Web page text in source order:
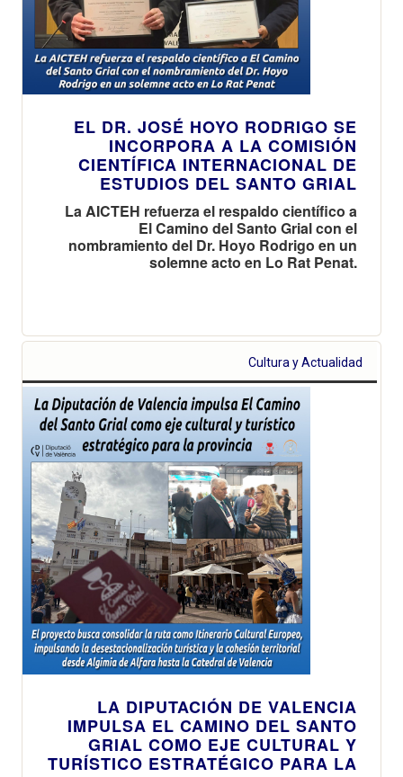
EL DR. JOSÉ HOYO RODRIGO SE
INCORPORA A LA COMISIÓN
CIENTÍFICA INTERNACIONAL DE
ESTUDIOS DEL SANTO GRIAL
La AICTEH refuerza el respaldo científico a
El Camino del Santo Grial con el
nombramiento del Dr. Hoyo Rodrigo en un
solemne acto en Lo Rat Penat.
Cultura y Actualidad
LA DIPUTACIÓN DE VALENCIA
IMPULSA EL CAMINO DEL SANTO
GRIAL COMO EJE CULTURAL Y
TURÍSTICO ESTRATÉGICO PARA LA